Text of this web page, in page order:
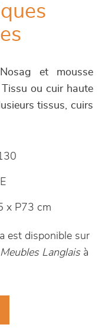
et mousse
ou cuir haute
tissus, cuirs
x P73 cm
est disponible sur
Meubles Langlaisà